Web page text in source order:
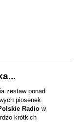
zestaw ponad
piosenek
Radio w
krótkich